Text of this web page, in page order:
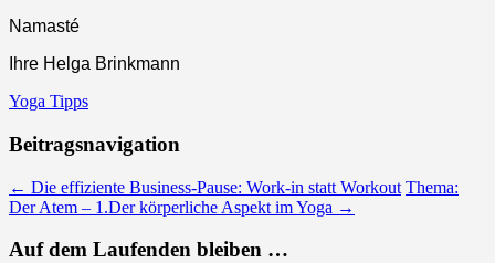
Namasté
Ihre Helga Brinkmann
Yoga Tipps
Beitragsnavigation
← Die effiziente Business-Pause: Work-in statt Workout Thema:
Der Atem – 1.Der körperliche Aspekt im Yoga →
Auf dem Laufenden bleiben …